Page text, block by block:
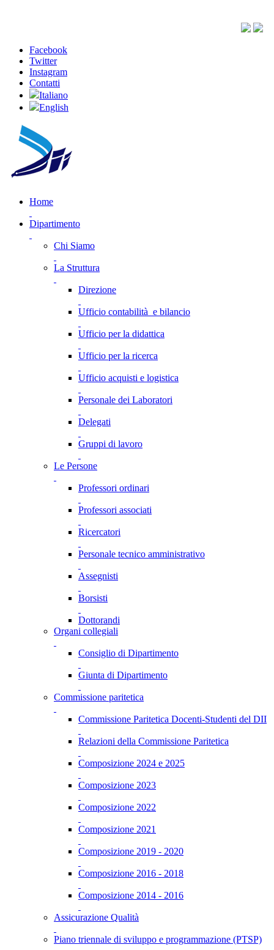
Facebook
Twitter
Instagram
Contatti
Italiano
English
Home
Dipartimento
Chi Siamo
La Struttura
Direzione
Ufficio contabilità e bilancio
Ufficio per la didattica
Ufficio per la ricerca
Ufficio acquisti e logistica
Personale dei Laboratori
Delegati
Gruppi di lavoro
Le Persone
Professori ordinari
Professori associati
Ricercatori
Personale tecnico amministrativo
Assegnisti
Borsisti
Dottorandi
Organi collegiali
Consiglio di Dipartimento
Giunta di Dipartimento
Commissione paritetica
Commissione Paritetica Docenti-Studenti del DII
Relazioni della Commissione Paritetica
Composizione 2024 e 2025
Composizione 2023
Composizione 2022
Composizione 2021
Composizione 2019 - 2020
Composizione 2016 - 2018
Composizione 2014 - 2016
Assicurazione Qualità
Piano triennale di sviluppo e programmazione (PTSP)